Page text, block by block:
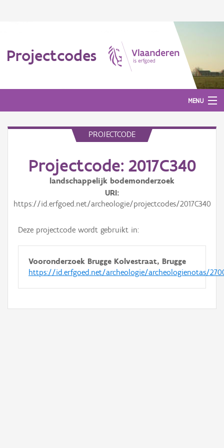
Projectcodes
MENU
PROJECTCODE
Projectcode: 2017C340
landschappelijk bodemonderzoek
URI
https://id.erfgoed.net/archeologie/projectcodes/2017C340
Deze projectcode wordt gebruikt in:
Vooronderzoek Brugge Kolvestraat, Brugge
https://id.erfgoed.net/archeologie/archeologienotas/